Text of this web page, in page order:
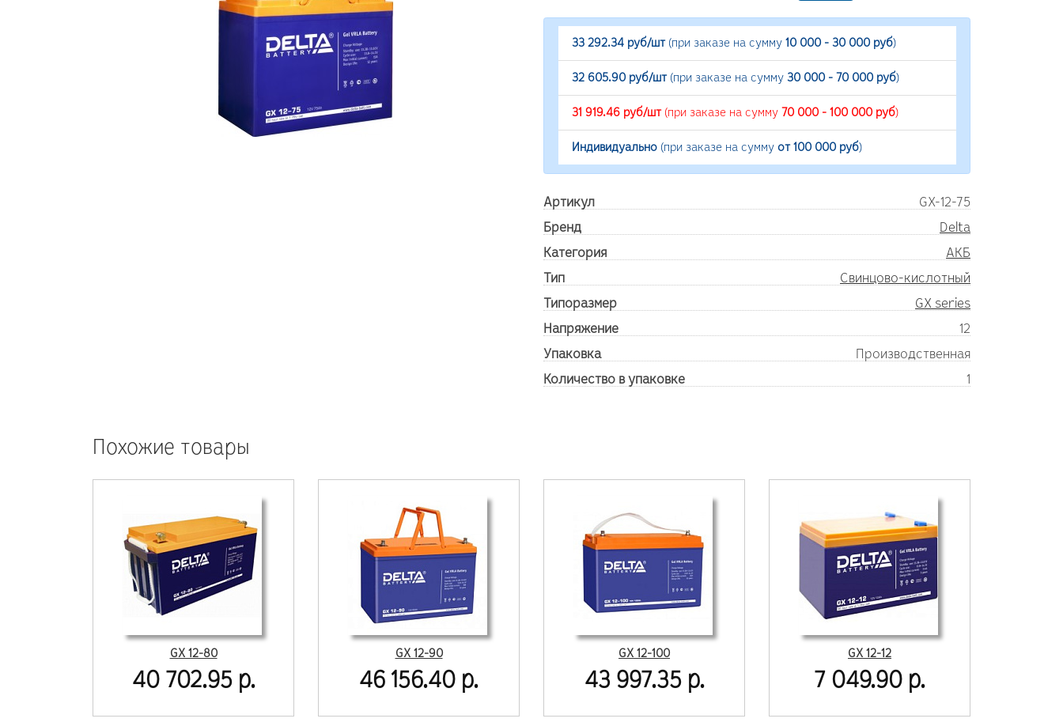
33 292.34 руб/шт(при заказе на сумму 10 000 - 30 000 руб)
32 605.90 руб/шт(при заказе на сумму 30 000 - 70 000 руб)
31 919.46 руб/шт(при заказе на сумму 70 000 - 100 000 руб)
Индивидуально (при заказе на сумму от 100 000 руб)
Артикул
GX-12-75
Бренд
Delta
Категория
АКБ
Тип
Свинцово-кислотный
Типоразмер
GX series
Напряжение
12
Упаковка
Производственная
Количество в упаковке
1
Похожие товары
GX 12-80
40 702.95 р.
GX 12-90
46 156.40 р.
GX 12-100
43 997.35 р.
GX 12-12
7 049.90 р.